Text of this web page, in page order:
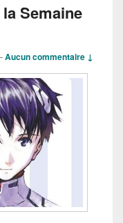
Semaine
Aucun commentaire ↓